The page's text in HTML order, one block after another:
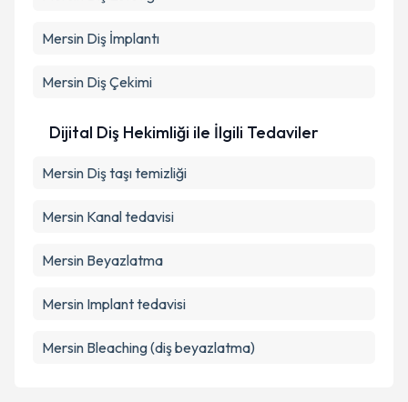
Mersin Diş İmplantı
Mersin Diş Çekimi
Dijital Diş Hekimliği ile İlgili Tedaviler
Mersin Diş taşı temizliği
Mersin Kanal tedavisi
Mersin Beyazlatma
Mersin Implant tedavisi
Mersin Bleaching (diş beyazlatma)